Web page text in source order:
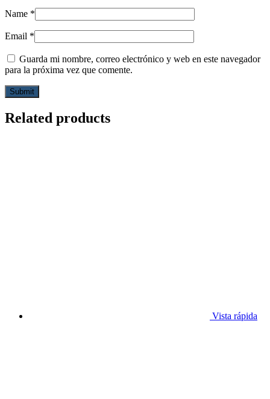
Name *
Email *
Guarda mi nombre, correo electrónico y web en este navegador
para la próxima vez que comente.
Related products
Vista rápida